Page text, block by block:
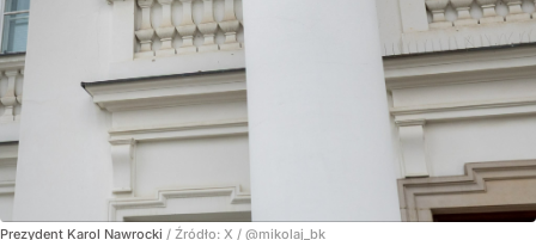
Prezydent Karol Nawrocki / Źródło: X / @mikolaj_bk